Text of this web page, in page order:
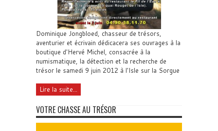
Dominique Jongbloed, chasseur de trésors,
aventurier et écrivain dédicacera ses ouvrages à la
boutique d'Hervé Michel, consacrée à la
numismatique, la détection et la recherche de
trésor le samedi 9 juin 2012 à l'Isle sur la Sorgue
Lire la suite...
VOTRE CHASSE AU TRÉSOR